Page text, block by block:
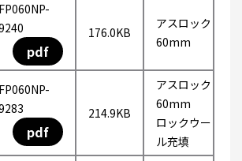
FP060NP-
pdf
176.0KB
アスロック
60mm
FP060NP-
pdf
214.9KB
アスロック
60mm
ロックウー
ル充填